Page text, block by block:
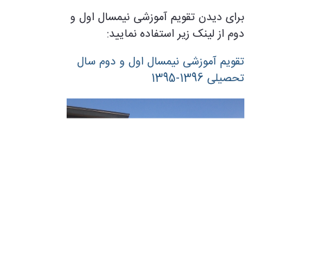
برای دیدن تقویم آموزشی نیمسال اول و
دوم از لینک زیر استفاده نمایید:
تقویم آموزشی نیمسال اول و دوم سال
تحصیلی 1396-1395